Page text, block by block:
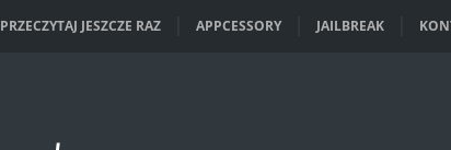
PRZECZYTAJ JESZCZE RAZ APPCESSORY JAILBREAK